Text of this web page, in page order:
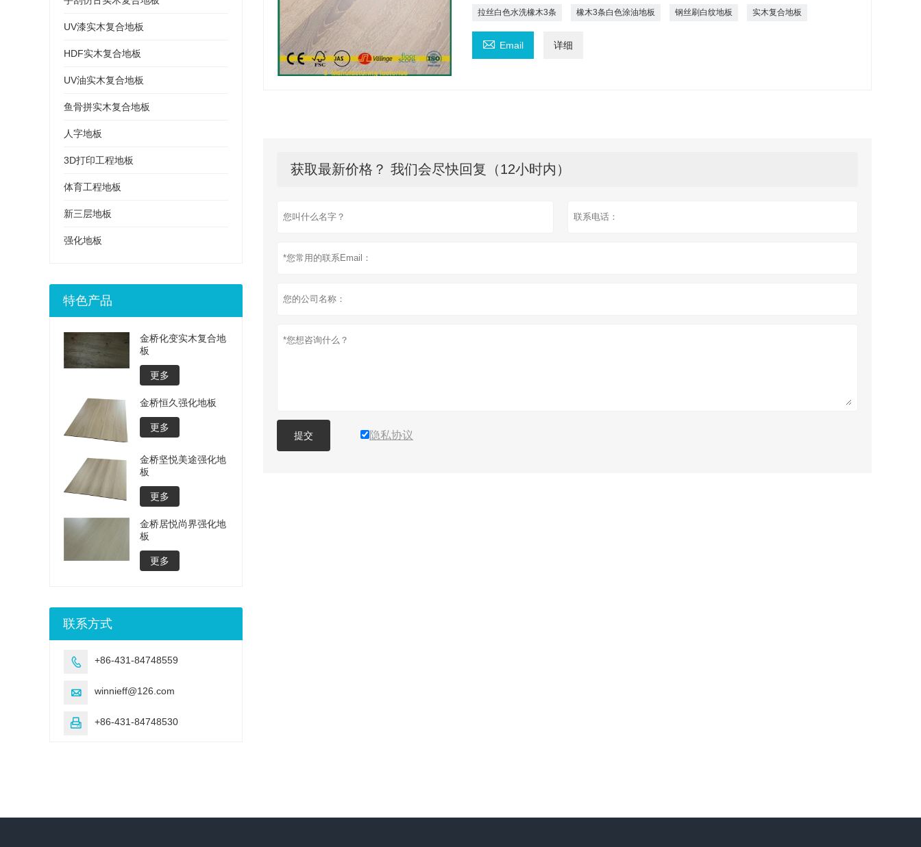
拉丝白色水洗橡木3条 橡木3条白色涂油地板 钢丝刷白纹地板 实木复合地板
 Email 详细
获取最新价格？ 我们会尽快回复（12小时内）
提交 隐私协议
UV漆实木复合地板
HDF实木复合地板
UV油实木复合地板
鱼骨拼实木复合地板
人字地板
3D打印工程地板
体育工程地板
新三层地板
强化地板
特色产品
金桥化变实木复合地
板
更多
金桥恒久强化地板
更多
金桥坚悦美途强化地
板
更多
金桥居悦尚界强化地
板
更多
联系方式
 +86-431-84748559
 winnieff@126.com
 +86-431-84748530